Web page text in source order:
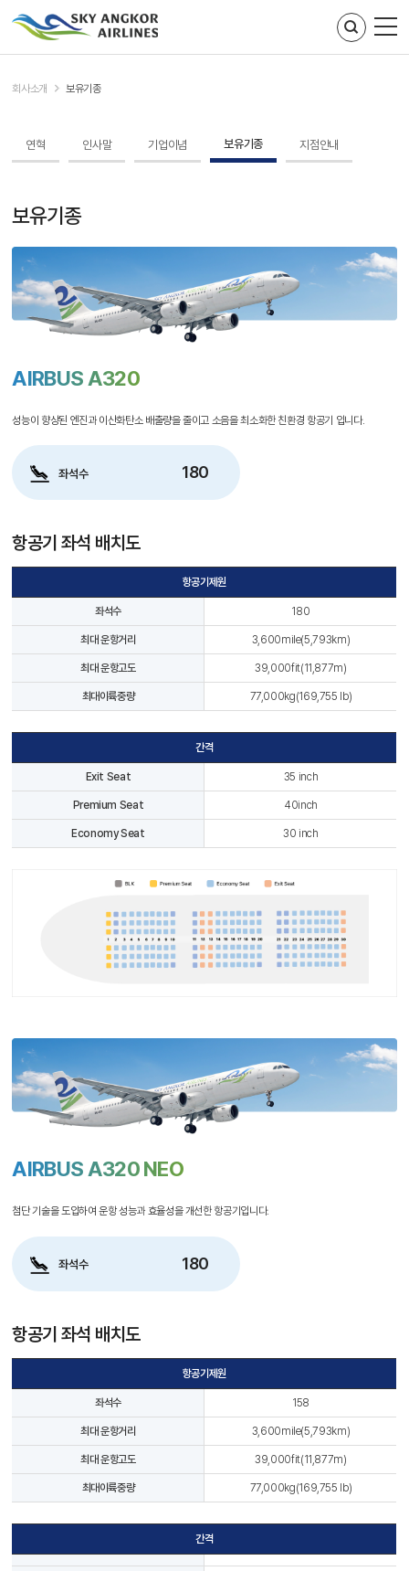
회사소개 보유기종
연혁 인사말 기업이념 보유기종 지점안내
보유기종
AIRBUS A320
성능이 향상된 엔진과 이산화탄소 배출량을 줄이고 소음을 최소화한 친환경 항공기 입니다.
좌석수 180
항공기 좌석 배치도
항공기제원
좌석수 180
최대 운항거리 3,600mile(5,793km)
최대 운항고도 39,000fit(11,877m)
최대이륙중량 77,000kg(169,755 lb)
간격
Exit Seat 35 inch
Premium Seat 40inch
Economy Seat 30 inch
AIRBUS A320 NEO
첨단 기술을 도입하여 운항 성능과 효율성을 개선한 항공기입니다.
좌석수 180
항공기 좌석 배치도
항공기제원
좌석수 158
최대 운항거리 3,600mile(5,793km)
최대 운항고도 39,000fit(11,877m)
최대이륙중량 77,000kg(169,755 lb)
간격
태국 사무실
+66 96 220 1658
스카이앙코르항공
그룹문의
krgroup@skyangkorair.com